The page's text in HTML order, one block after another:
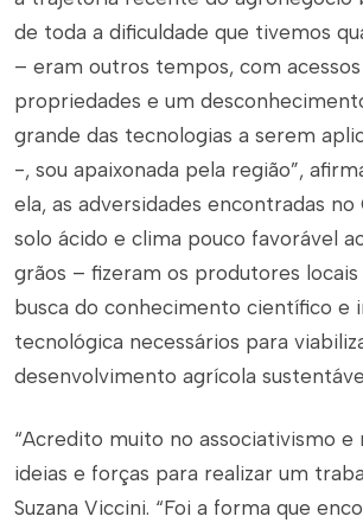
de toda a dificuldade que tivemos
– eram outros tempos, com
propriedades e um
grande das tecnologias a serem
-, sou apaixonada pela região”,
ela, as adversidades encontradas
solo ácido e clima pouco favorável
grãos – fizeram os produtores
busca do conhecimento científico e
tecnológica necessários para
desenvolvimento agrícola
“Acredito muito no associativismo e
ideias e forças para realizar um
Suzana Viccini. “Foi a forma que